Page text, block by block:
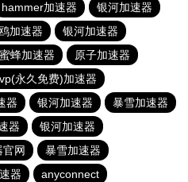
hammer加速器
银河加速器
加速器
银河加速器
蜜蜂加速器
原子加速器
vp(永久免费)加速器
器 银河加速器
暴雪加速器
器
银河加速器
官网
暴雪加速器
器 anyconnect